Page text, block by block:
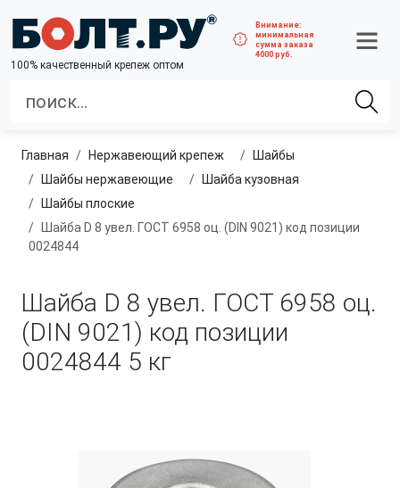
100% качественный крепеж оптом
Внимание:
минимальная
сумма заказа
4000 руб.
Главная нержавеющий крепеж
шайбы
Шайбы нержавеющие
Шайба кузовная
Шайбы плоские
Шайба D 8 увел. ГОСТ 6958 оц. (DIN 9021) код позиции
0024844
Шайба D 8 увел. ГОСТ 6958 оц.
(DIN 9021) код позиции
0024844 5 кг